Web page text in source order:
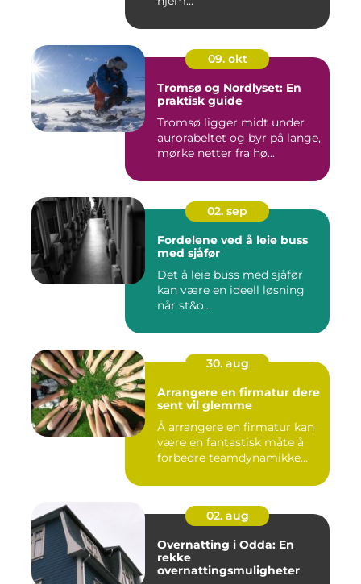
09. okt
Tromsø og Nordlyset: En
praktisk guide
Tromsø ligger midt under
aurorabeltet og byr på lange,
mørke netter fra hø...
02. sep
Fordelene ved å leie buss
med sjåfør
Det å leie buss med sjåfør
kan være en ideell løsning
når st&o...
30. aug
Arrangere en firmatur dere
sent vil glemme
Å arrangere en firmatur kan
være en fantastisk måte å
forbedre teamdynamikke...
02. aug
Overnatting i Odda: En
rekke
overnattingsmuligheter